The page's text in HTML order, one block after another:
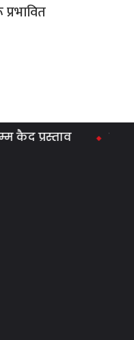
प्रस्ताव ग्यास